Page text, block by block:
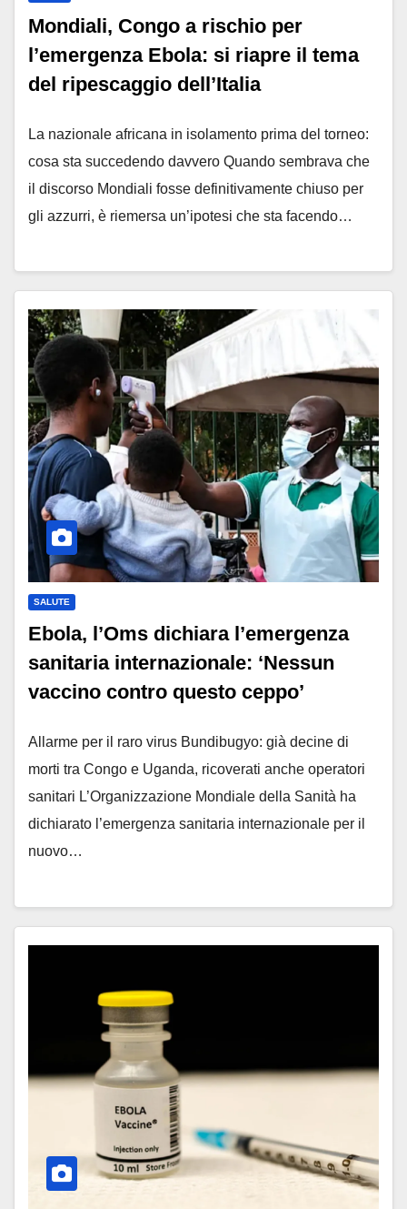
Mondiali, Congo a rischio per
l’emergenza Ebola: si riapre il tema
del ripescaggio dell’Italia
La nazionale africana in isolamento prima del torneo:
cosa sta succedendo davvero Quando sembrava che
il discorso Mondiali fosse definitivamente chiuso per
gli azzurri, è riemersa un’ipotesi che sta facendo…
SALUTE
Ebola, l’Oms dichiara l’emergenza
sanitaria internazionale: ‘Nessun
vaccino contro questo ceppo’
Allarme per il raro virus Bundibugyo: già decine di
morti tra Congo e Uganda, ricoverati anche operatori
sanitari L’Organizzazione Mondiale della Sanità ha
dichiarato l’emergenza sanitaria internazionale per il
nuovo…